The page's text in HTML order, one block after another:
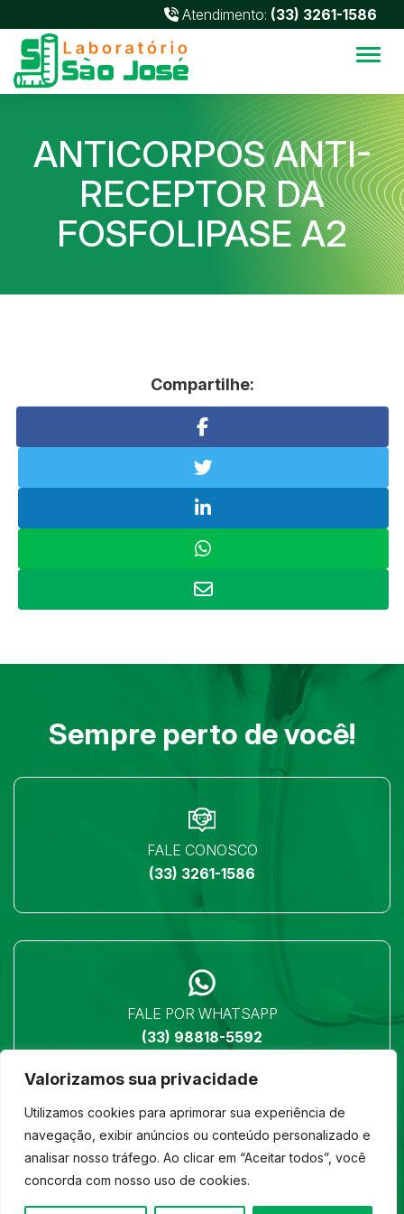
Valorizamos sua privacidade
Utilizamos cookies para aprimorar sua experiência de
navegação, exibir anúncios ou conteúdo personalizado e
analisar nosso tráfego. Ao clicar em “Aceitar todos”, você
concorda com nosso uso de cookies.
Atendimento: (33) 3261-1586
ANTICORPOS ANTI-
RECEPTOR DA
FOSFOLIPASE A2
Compartilhe:
Sempre perto de você!
FALE CONOSCO
(33) 3261-1586
FALE POR WHATSAPP
(33) 98818-5592
LOCALIZAÇÃO